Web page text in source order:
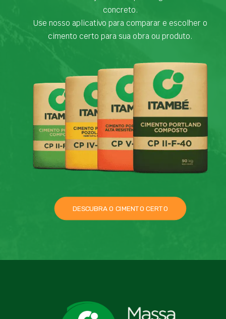
concreto.
Use nosso aplicativo para comparar e escolher o
cimento certo para sua obra ou produto.
DESCUBRA O CIMENTO CERTO